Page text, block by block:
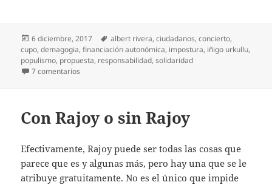
Publicado
el
6 diciembre, 2017 Etiquetas
albert rivera,ciudadanos,concierto,
cupo,demagogia,financiación autonómica, impostura, iñigo urkullu,
populismo, propuesta, responsabilidad,solidaridad
7 comentarios
Con Rajoy o sin Rajoy
Efectivamente, Rajoy puede ser todas las cosas que
parece que es y algunas más, pero hay una que se le
atribuye gratuitamente. No es el único que impide